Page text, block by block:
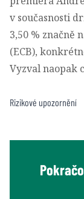
v současnosti
3,50 % značně
(ECB),
Vyzval naopak
Rizikové upozornění